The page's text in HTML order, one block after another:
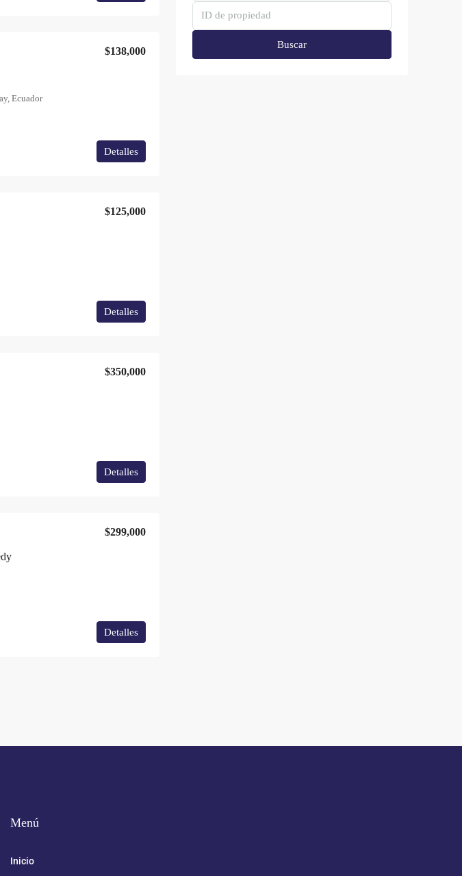
$138,000
Ecuador
Detalles
$125,000
Detalles
$350,000
Detalles
$299,000
Detalles
Buscar
Menú
Inicio